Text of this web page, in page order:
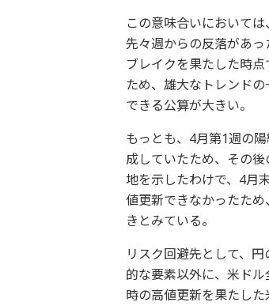
この意味合いにおいて
先々週からの反落があ
ブレイクを果たした時
ため、雄大なトレンド
できる公算が大きい。
もっとも、4月第1週の
成していたため、その
地を示したわけで、4月
値更新できなかったた
きとみている。
リスク回避先として、
的な要素以外に、米ド
時の高値更新を果たし